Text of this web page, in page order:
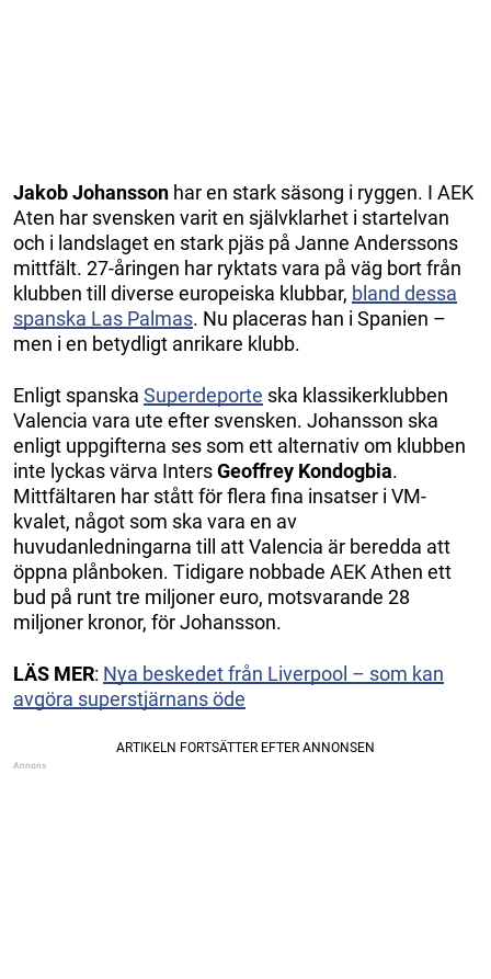
Jakob Johansson har en stark säsong i ryggen. I AEK
Aten har svensken varit en självklarhet i startelvan
och i landslaget en stark pjäs på Janne Anderssons
mittfält. 27-åringen har ryktats vara på väg bort från
klubben till diverse europeiska klubbar, bland dessa
spanska Las Palmas. Nu placeras han i Spanien –
men i en betydligt anrikare klubb.
Enligt spanska Superdeporte ska klassikerklubben
Valencia vara ute efter svensken. Johansson ska
enligt uppgifterna ses som ett alternativ om klubben
inte lyckas värva IntersGeoffrey Kondogbia.
Mittfältaren har stått för flera fina insatser i VM-
kvalet, något som ska vara en av
huvudanledningarna till att Valencia är beredda att
öppna plånboken. Tidigare nobbade AEK Athen ett
bud på runt tre miljoner euro, motsvarande 28
miljoner kronor, för Johansson.
LÄS MER: Nya beskedet från Liverpool – som kan
avgöra superstjärnans öde